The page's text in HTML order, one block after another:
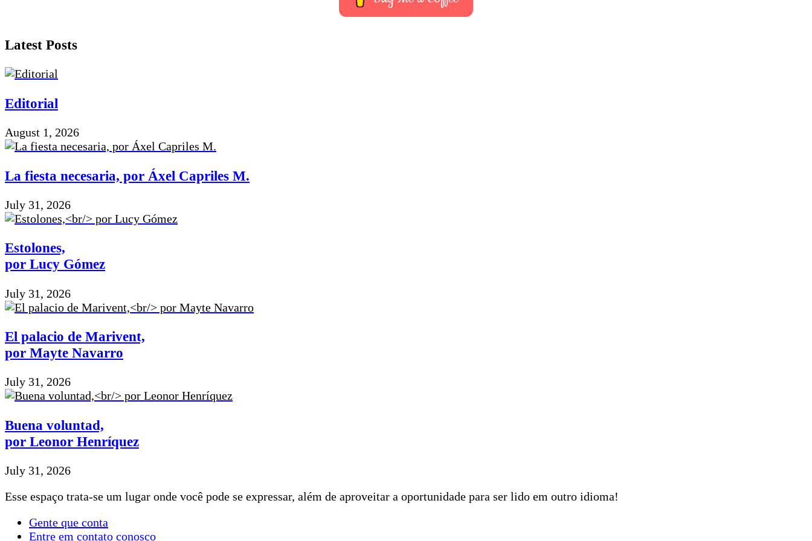
Latest Posts
Editorial
August 1, 2026
La fiesta necesaria, por Áxel Capriles M.
July 31, 2026
Estolones,
por Lucy Gómez
July 31, 2026
El palacio de Marivent,
por Mayte Navarro
July 31, 2026
Buena voluntad,
por Leonor Henríquez
July 31, 2026
Esse espaço trata-se um lugar onde você pode se expressar, além de aproveitar a oportunidade para ser lido em outro idioma!
Gente que conta
Entre em contato conosco